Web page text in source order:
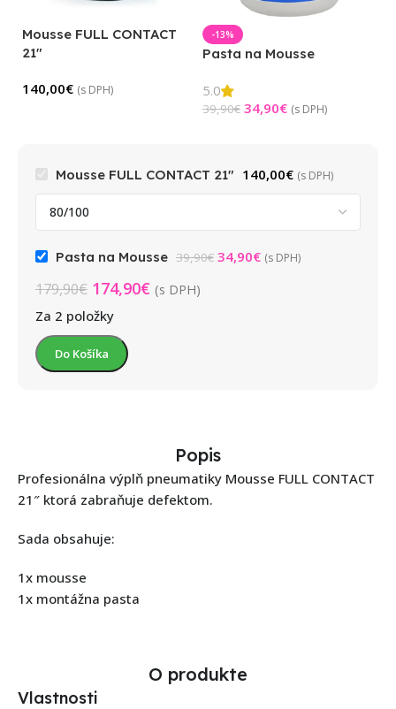
Mousse FULL CONTACT
21″
140,00€ (s DPH)
-13%
Pasta na Mousse
5.0
39,90€ 34,90€ (s DPH)
Mousse FULL CONTACT 21" 140,00€ (s DPH)
Pasta na Mousse 39,90€ 34,90€ (s DPH)
179,90€ 174,90€ (s DPH)
Za 2 položky
Do Košíka
Popis
Profesionálna výplň pneumatiky Mousse FULL CONTACT
21″ ktorá zabraňuje defektom.
Sada obsahuje:
1x mousse
1x montážna pasta
O produkte
Vlastnosti